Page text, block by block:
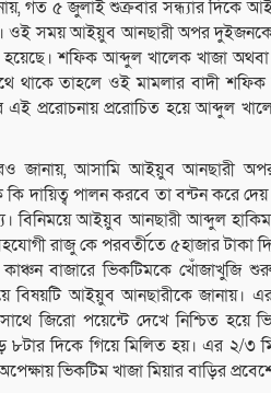
গত ৫ জুলাই শুক্রবার সন্ধ্যার দিকে
ওই সময় আইয়ুব আনছারী অপর দুইজনকে
হয়েছে। শফিক আব্দুল খালেক খাজা
থাকে তাহলে ওই মামলার বাদী
প্ররোচনায় প্ররোচিত হয়ে আব্দুল
জানায়, আসামি আইয়ুব আনছারী
দায়িত্ব পালন করবে তা বন্টন করে
বিনিময়ে আইয়ুব আনছারী আব্দুল
রাজু কে পরবর্তীতে ৫হাজার
বাজারে ভিকটিমকে খোঁজাখুজি
বিষয়টি আইয়ুব আনছারীকে জানায়।
জিরো পয়েন্টে দেখে নিশ্চিত হয়ে
৮টার দিকে গিয়ে মিলিত হয়। এর ২/৩
ভিকটিম খাজা মিয়ার বাড়ির